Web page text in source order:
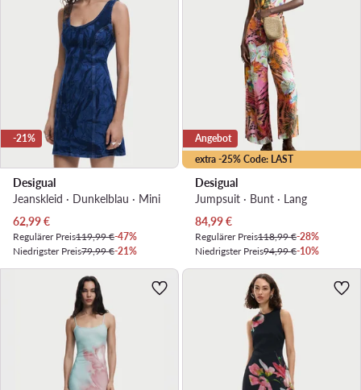
-21%
Desigual
Jeanskleid · Dunkelblau · Mini
Aktueller Preis
62,99€
Regulärer Preis119,99 €-47%
Niedrigster Preis79,99 €-21%
extra -25% Code: LAST
Angebot
Desigual
Jumpsuit · Bunt · Lang
Aktueller Preis
84,99€
Regulärer Preis118,99 €-28%
Niedrigster Preis94,99 €-10%